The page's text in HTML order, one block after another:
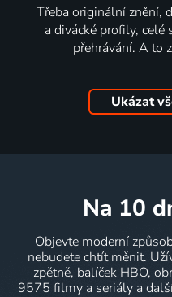
Třeba originální znění,
a divácké profily, celé
přehrávání. A to
Ukázat
na 10
Objevte moderní
nebudete chtít měnit.
zpětně, balíček HBO,
9575 filmy a seriály a